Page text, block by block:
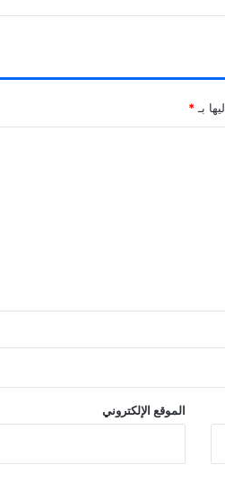
بـ *
الموقع الإلكتروني